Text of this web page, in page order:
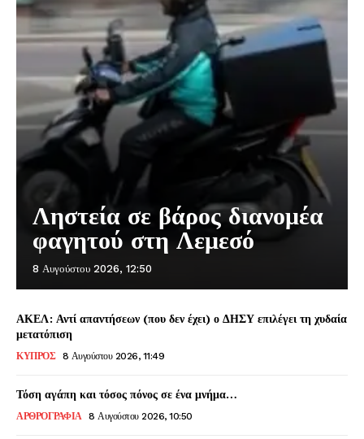
Ληστεία σε βάρος διανομέα
φαγητού στη Λεμεσό
8 Αυγούστου 2026, 12:50
ΑΚΕΛ: Αντί απαντήσεων (που δεν έχει) ο ΔΗΣΥ επιλέγει τη χυδαία
μετατόπιση
ΚΥΠΡΟΣ 8 Αυγούστου 2026, 11:49
Τόση αγάπη και τόσος πόνος σε ένα μνήμα…
ΑΡΘΡΟΓΡΑΦΙΑ 8 Αυγούστου 2026, 10:50